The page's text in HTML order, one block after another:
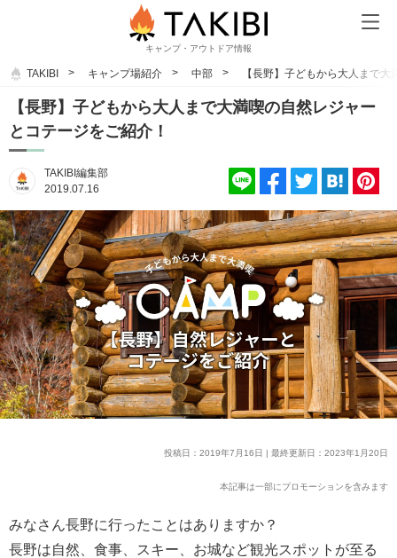
キャンプ・アウトドア情報
TAKIBI キャンプ場紹介 中部 【長野】子どもから大人まで
【長野】子どもから大人まで大満喫の自然レジャー
とコテージをご紹介！
TAKIBI編集部
2019.07.16
投稿日：2019年7月16日 | 最終更新日：2023年1月20日
本記事は一部にプロモーションを含みます
みなさん長野に行ったことはありますか？
長野は自然、食事、スキー、お城など観光スポットが至る